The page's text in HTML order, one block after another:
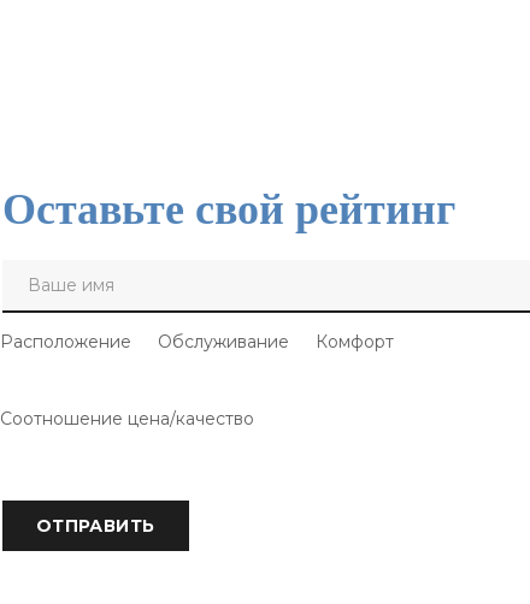
Оставьте свой рейтинг
Расположение Обслуживание Комфорт
Соотношение цена/качество